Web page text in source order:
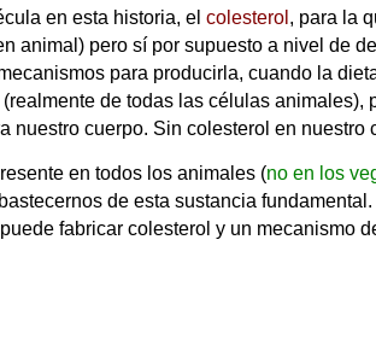
en esta historia, el colesterol , para la
animal) pero sí por supuesto a nivel de
para producirla, cuando la
de todas las células
nuestro cuerpo. Sin colesterol en nuestro
en todos los animales (no en los
de esta sustancia
fabricar colesterol y un mecanismo